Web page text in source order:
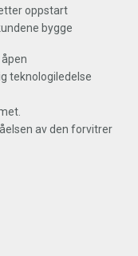
oppstart
bygge
teknologiledelse
av den forvitrer